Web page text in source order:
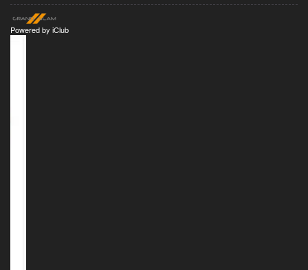
Powered by iClub